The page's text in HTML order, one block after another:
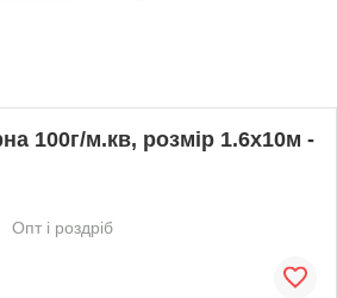
100г/м.кв, розмір 1.6х10м -
Опт і роздріб